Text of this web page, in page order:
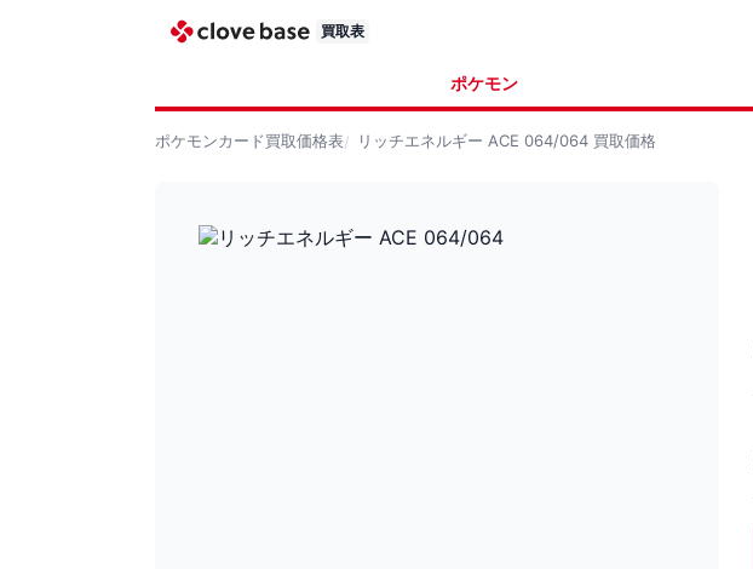
買取表
ポケモン
ポケモンカード買取価格表 リッチエネルギー ACE 064/064 買取価格